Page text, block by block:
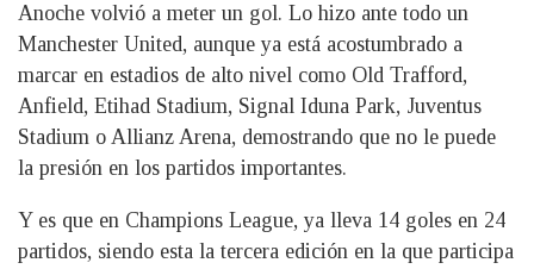
Anoche volvió a meter un gol. Lo hizo ante todo un
Manchester United, aunque ya está acostumbrado a
marcar en estadios de alto nivel como Old Trafford,
Anfield, Etihad Stadium, Signal Iduna Park, Juventus
Stadium o Allianz Arena, demostrando que no le puede
la presión en los partidos importantes.
Y es que en Champions League, ya lleva 14 goles en 24
partidos, siendo esta la tercera edición en la que participa